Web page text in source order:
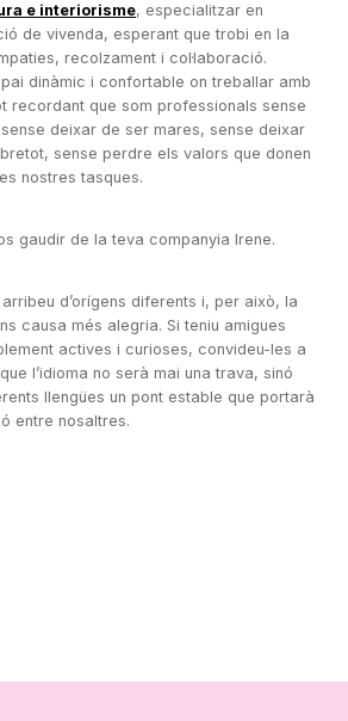
e interiorisme, especialitzar en
de vivenda, esperant que trobi en la
recolzament i col·laboració.
dinàmic i confortable on treballar amb
recordant que som professionals sense
deixar de ser mares, sense deixar
sense perdre els valors que donen
nostres tasques.
gaudir de la teva companyia Irene.
d’orígens diferents i, per això, la
causa més alegria. Si teniu amigues
actives i curioses, convideu-les a
l’idioma no serà mai una trava, sinó
llengües un pont estable que portarà
entre nosaltres.